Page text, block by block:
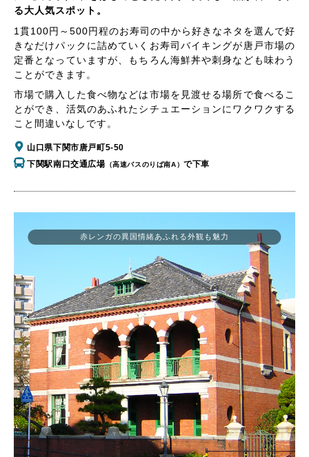
る大人気スポット。
1貫100円～500円程のお寿司の中から好きなネタを選んで好
きなだけパックに詰めていくお寿司バイキングが唐戸市場の
定番となっていますが、もちろん海鮮丼や刺身なども味わう
ことができます。
市場で購入した食べ物などは市場を見渡せる場所で食べるこ
とができ、活気のあふれたシチュエーションにワクワクする
こと間違いなしです。
山口県下関市唐戸町5-50
下関駅南口交通広場 （高速バスのりば南A）で下車
赤レンガの異国情緒あふれる外観も魅力